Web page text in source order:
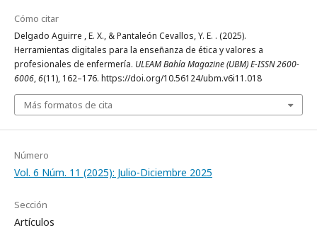
Cómo citar
Delgado Aguirre , E. X., & Pantaleón Cevallos, Y. E. . (2025).
Herramientas digitales para la enseñanza de ética y valores a
profesionales de enfermería. ULEAM Bahía Magazine (UBM) E-ISSN 2600-
6006,6(11), 162–176. https://doi.org/10.56124/ubm.v6i11.018
Más formatos de cita
Número
Vol. 6 Núm. 11 (2025): Julio-Diciembre 2025
Sección
Artículos